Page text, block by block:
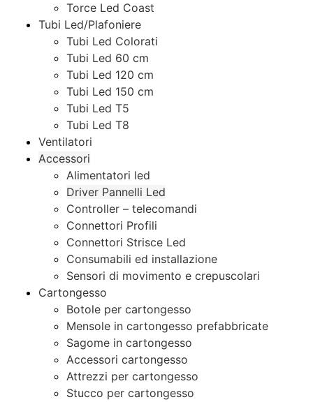
Torce Led Coast
Tubi Led/Plafoniere
Tubi Led Colorati
Tubi Led 60 cm
Tubi Led 120 cm
Tubi Led 150 cm
Tubi Led T5
Tubi Led T8
Ventilatori
Accessori
Alimentatori led
Driver Pannelli Led
Controller – telecomandi
Connettori Profili
Connettori Strisce Led
Consumabili ed installazione
Sensori di movimento e crepuscolari
Cartongesso
Botole per cartongesso
Mensole in cartongesso prefabbricate
Sagome in cartongesso
Accessori cartongesso
Attrezzi per cartongesso
Stucco per cartongesso